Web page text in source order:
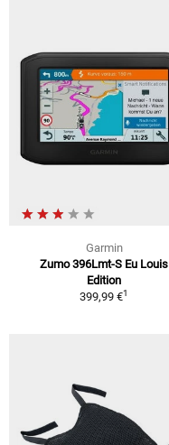
Garmin
Zumo 396Lmt-S Eu Louis
Edition
399,99 €1